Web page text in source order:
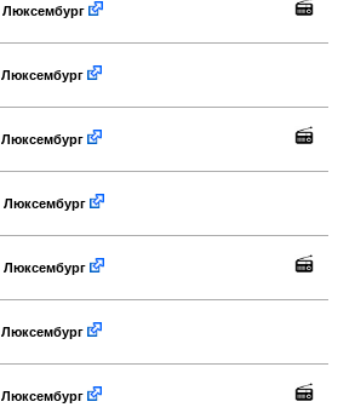
Люксембург
Люксембург
Люксембург
Люксембург
Люксембург
Люксембург
Люксембург